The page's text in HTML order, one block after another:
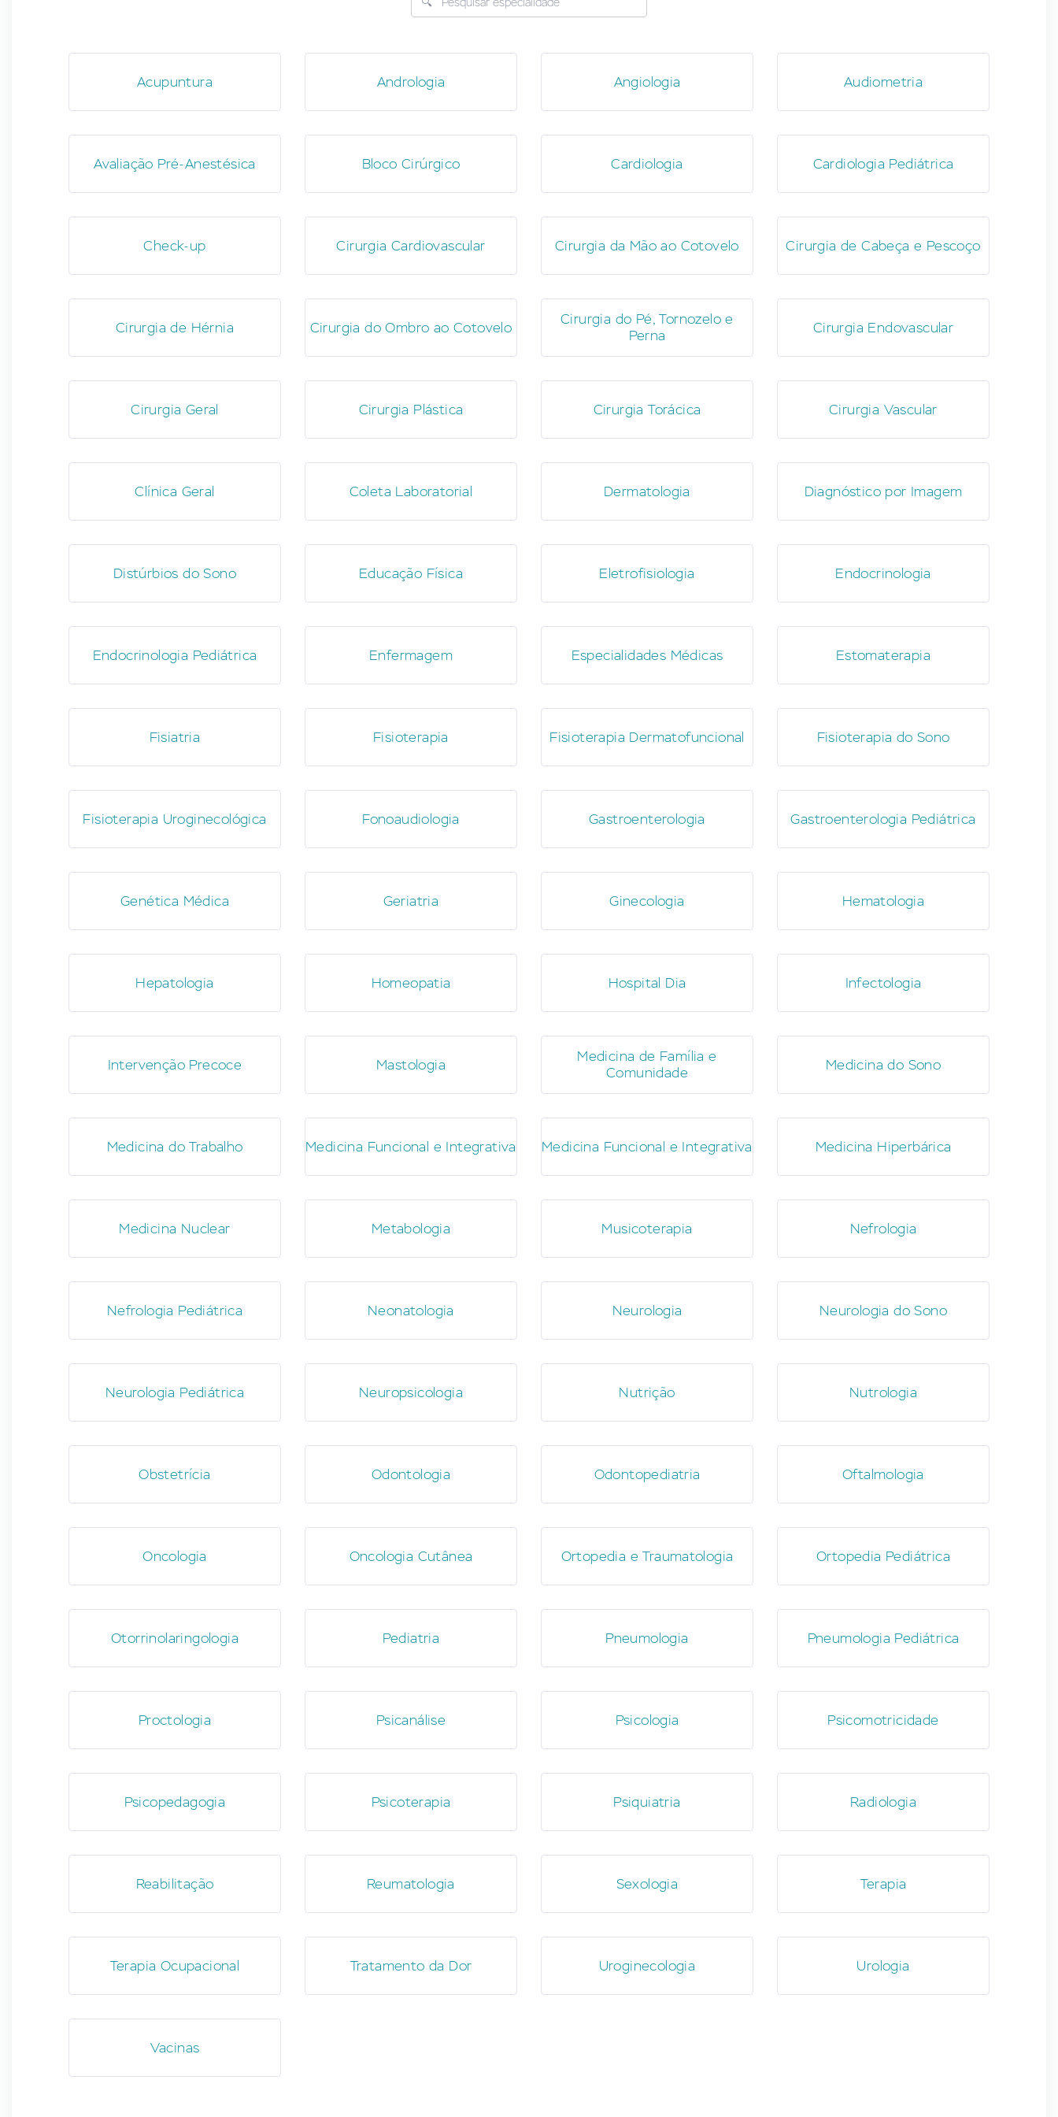
Acupuntura Andrologia Angiologia Audiometria
Avaliação Pré-Anestésica Bloco Cirúrgico Cardiologia Cardiologia Pediátrica
Check-up Cirurgia Cardiovascular Cirurgia da Mão ao Cotovelo Cirurgia de Cabeça e Pescoço
Cirurgia de Hérnia Cirurgia do Ombro ao Cotovelo
Cirurgia do Pé, Tornozelo e
Perna
Cirurgia Endovascular
Cirurgia Geral Cirurgia Plástica Cirurgia Torácica Cirurgia Vascular
Clínica Geral Coleta Laboratorial Dermatologia Diagnóstico por Imagem
Distúrbios do Sono Educação Física Eletrofisiologia Endocrinologia
Endocrinologia Pediátrica Enfermagem Especialidades Médicas Estomaterapia
Fisiatria Fisioterapia Fisioterapia Dermatofuncional Fisioterapia do Sono
Fisioterapia Uroginecológica Fonoaudiologia Gastroenterologia Gastroenterologia Pediátrica
Genética Médica Geriatria Ginecologia Hematologia
Hepatologia Homeopatia Hospital Dia Infectologia
Intervenção Precoce Mastologia
Medicina de Família e
Comunidade
Medicina do Sono
Medicina do Trabalho Medicina Funcional e Integrativa Medicina Funcional e Integrativa Medicina Hiperbárica
Medicina Nuclear Metabologia Musicoterapia Nefrologia
Nefrologia Pediátrica Neonatologia Neurologia Neurologia do Sono
Neurologia Pediátrica Neuropsicologia Nutrição Nutrologia
Obstetrícia Odontologia Odontopediatria Oftalmologia
Oncologia Oncologia Cutânea Ortopedia e Traumatologia Ortopedia Pediátrica
Otorrinolaringologia Pediatria Pneumologia Pneumologia Pediátrica
Proctologia Psicanálise Psicologia Psicomotricidade
Psicopedagogia Psicoterapia Psiquiatria Radiologia
Reabilitação Reumatologia Sexologia Terapia
Terapia Ocupacional Tratamento da Dor Uroginecologia Urologia
Vacinas